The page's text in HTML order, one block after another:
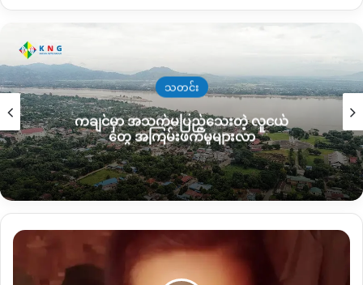
ပြီးခဲ့သော အပတ် ဇွန်လ ၃ရက်နေ့ကလည်း နွမ်လန့်ကျေးရွာမှ တက်
လာသည့် စစ်အင်အား ၁၅၀ ခန့်ကို ဒေါ့ဖုန်းယန်မရောက်မှီ အူထန်
ယန်ကျေးရွာအနီး KIA က ဝင်ရောက်တိုက်ခိုက်ခဲ့ပြီး အာဏာသိမ်း
စစ်တပ်ဘက် ထိခိုက်သေဆုံးသူ ၂၀ကျော်ရှိခဲ့ကြောင်း သိရသည်။
ဒေါ့ဖုန်းယန်မြို့သည် ကချင်လွတ်လပ်ရေးတပ်မတော် KIA ဗဟို
ဌာနချုပ် လိုင်ဇာအနီးတွင်ရှိသလို အလောဘွမ်တောင်ခြေအောက်
တွင်တည်ရှိနေသောကြောင့် အာဏာသိမ်းစစ်တပ်ဘက်မှ တပ်မ ၈၈
နှင့် ၇၇တို့မှ စစ်အင်အား ၈၀၀ ကျော်ထက်မနည်း တိုးချဲ့ထား
သတင်း
ကချင်မှာ အသက်မပြည့်သေးတဲ့ လူငယ်
တွေ အကြမ်းဖက်မှုများလာ
KIAနဲ့